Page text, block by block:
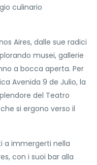
culinario
Aires, dalle sue radici
musei, gallerie
a bocca aperta. Per
Avenida 9 de Julio, la
del Teatro
si ergono verso il
a immergerti nella
con i suoi bar alla